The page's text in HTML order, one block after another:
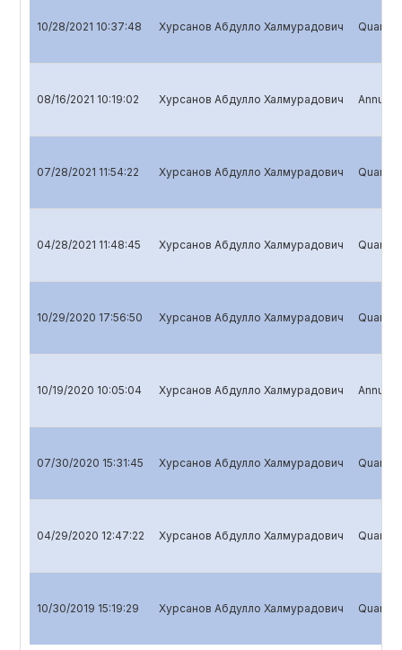
10/28/2021 10:37:48 Хурсанов Абдулло Халмурадович
08/16/2021 10:19:02 Хурсанов Абдулло Халмурадович Annual
07/28/2021 11:54:22 Хурсанов Абдулло Халмурадович
04/28/2021 11:48:45 Хурсанов Абдулло Халмурадович
10/29/2020 17:56:50 Хурсанов Абдулло Халмурадович
10/19/2020 10:05:04 Хурсанов Абдулло Халмурадович Annual
07/30/2020 15:31:45 Хурсанов Абдулло Халмурадович
04/29/2020 12:47:22 Хурсанов Абдулло Халмурадович
10/30/2019 15:19:29 Хурсанов Абдулло Халмурадович